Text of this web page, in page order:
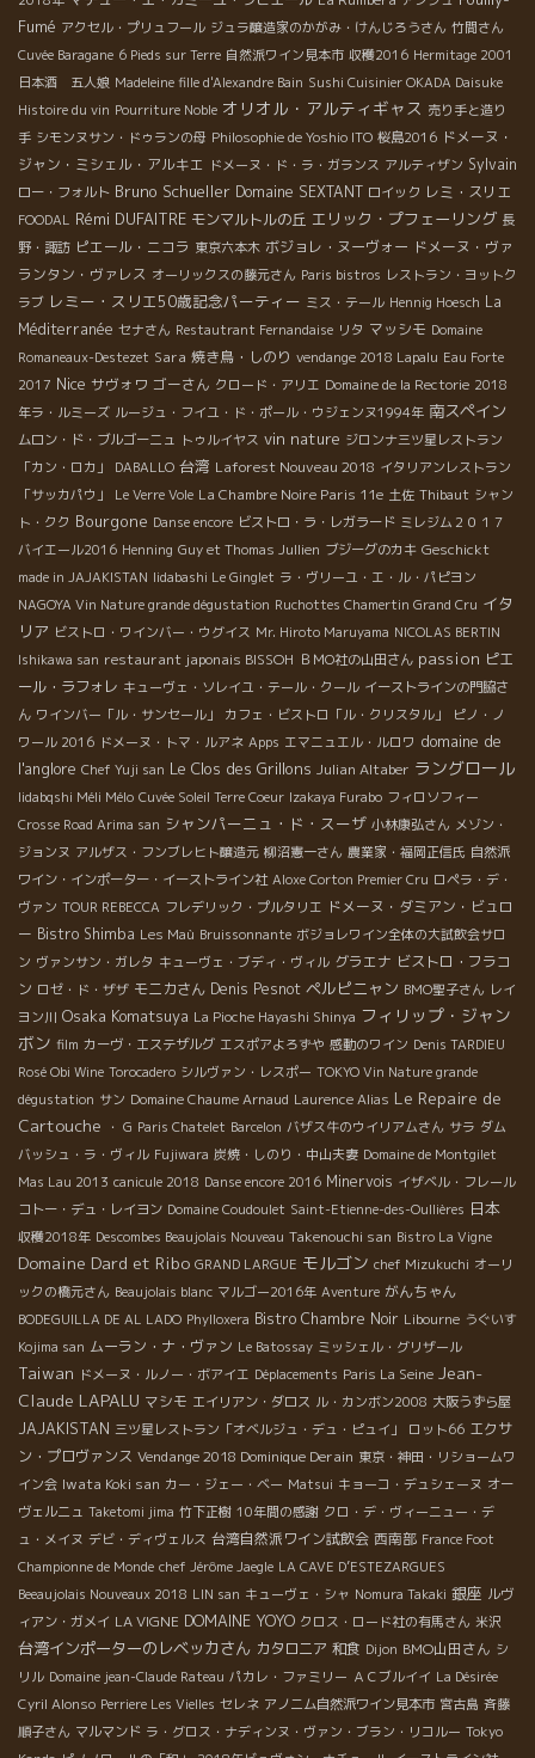
Fumé アクセル・プリュフール ジュラ醸造家のかがみ・けんじろうさん 竹間さん
Cuvée Baragane 6 Pieds sur Terre 自然派ワイン見本市 収穫2016 Hermitage 2001
日本酒 五人娘 Madeleine fille d'Alexandre Bain Sushi Cuisinier OKADA Daisuke
Histoire du vin Pourriture Noble オリオル・アルティギャス 売り手と造り
手 シモンヌサン・ドゥランの母 Philosophie de Yoshio ITO 桜島2016 ドメーヌ・
ジャン・ミシェル・アルキエ ドメーヌ・ド・ラ・ガランス アルティザン Sylvain
ロー・フォルト Bruno Schueller Domaine SEXTANT ロイック レミ・スリエ
FOODAL Rémi DUFAITRE モンマルトルの丘 エリック・プフェーリング 長
野・諏訪 ピエール・ニコラ 東京六本木 ボジョレ・ヌーヴォー ドメーヌ・ヴァ
ランタン・ヴァレス オーリックスの藤元さん Paris bistros レストラン・ヨットク
ラブ レミー・スリエ50歳記念パーティー ミス・テール Hennig Hoesch La
Méditerranée セナさん Restautrant Fernandaise リタ マッシモ Domaine
Romaneaux-Destezet Sara 焼き鳥・しのり vendange 2018 Lapalu Eau Forte
2017 Nice サヴォワ ゴーさん クロード・アリエ Domaine de la Rectorie 2018
年ラ・ルミーズ ルージュ・フイユ・ド・ポール・ウジェンヌ1994年 南スペイン
ムロン・ド・ブルゴーニュ トゥルイヤス vin nature ジロンナ三ツ星レストラン
「カン・ロカ」
DABALLO 台湾 Laforest Nouveau 2018 イタリアンレストラン
「サッカパウ」
Le Verre Vole La Chambre Noire Paris 11e 土佐 Thibaut シャン
ト・クク Bourgone Danse encore ビストロ・ラ・レガラード ミレジム２０１７
バイエール2016 Henning Guy et Thomas Jullien ブジーグのカキ Geschickt
made in JAJAKISTAN Iidabashi Le Ginglet ラ・ヴリーユ・エ・ル・パピヨン
NAGOYA Vin Nature grande dégustation Ruchottes Chamertin Grand Cru イタ
リア ビストロ・ワインバー・ウグイス Mr. Hiroto Maruyama NICOLAS BERTIN
Ishikawa san restaurant japonais BISSOH ＢＭО社の山田さん passion ピエ
ール・ラフォレ キューヴェ・ソレイユ・テール・クール イーストラインの門脇さ
ん ワインバー「ル・サンセール」 カフェ・ビストロ「ル・クリスタル」
ピノ・ノ
ワール 2016 ドメーヌ・トマ・ルアネ Apps エマニュエル・ルロワ domaine de
l'anglore Chef Yuji san Le Clos des Grillons Julian Altaber ラングロール
Iidabqshi Méli Mélo Cuvée Soleil Terre Coeur Izakaya Furabo フィロソフィー
Crosse Road Arima san シャンパーニュ・ド・スーザ 小林康弘さん メゾン・
ジョンヌ アルザス・フンブレヒト醸造元 柳沼憲一さん 農業家・福岡正信氏 自然派
ワイン・インポーター・イーストライン社 Aloxe Corton Premier Cru ロペラ・デ・
ヴァン TOUR REBECCA フレデリック・プルタリエ ドメーヌ・ダミアン・ビュロ
ー Bistro Shimba Les Maù Bruissonnante ボジョレワイン全体の大試飲会サロ
ン ヴァンサン・ガレタ キューヴェ・ブディ・ヴィル グラエナ ビストロ・フラコ
ン ロゼ・ド・ザザ モニカさん Denis Pesnot ペルピニャン BMO聖子さん レイ
ヨン川 Osaka Komatsuya La Pioche Hayashi Shinya フィリップ・ジャン
ボン film カーヴ・エステザルグ エスポアよろずや 感動のワイン Denis TARDIEU
Rosé Obi Wine Torocadero シルヴァン・レスポー TOKYO Vin Nature grande
dégustation サン Domaine Chaume Arnaud Laurence Alias Le Repaire de
Cartouche
・ G Paris Chatelet Barcelon バザス牛のウイリアムさん サラ ダム
バッシュ・ラ・ヴィル Fujiwara 炭焼・しのり・中山夫妻 Domaine de Montgilet
Mas Lau 2013 canicule 2018 Danse encore 2016 Minervois イザベル・フレール
コトー・デュ・レイヨン Domaine Coudoulet Saint-Etienne-des-Oullières 日本
収穫2018年 Descombes Beaujolais Nouveau Takenouchi san Bistro La Vigne
Domaine Dard et Ribo GRAND LARGUE モルゴン chef Mizukuchi オーリ
ックの橋元さん Beaujolais blanc マルゴー2016年 Aventure がんちゃん
BODEGUILLA DE AL LADO Phylloxera Bistro Chambre Noir Libourne うぐいす
Kojima san ムーラン・ナ・ヴァン Le Batossay ミッシェル・グリザール
Taiwan ドメーヌ・ルノー・ボアイエ Déplacements Paris La Seine Jean-
Claude LAPALU マシモ エイリアン・ダロス ル・カンボン2008 大阪うずら屋
JAJAKISTAN 三ツ星レストラン「オベルジュ・デュ・ピュイ」 ロット66 エクサ
ン・プロヴァンス Vendange 2018 Dominique Derain 東京・神田・リショームワ
イン会 Iwata Koki san カー・ジェー・ベー Matsui キョーコ・デュシェーヌ オー
ヴェルニュ Taketomi jima 竹下正樹 10年間の感謝 クロ・デ・ヴィーニュー・デ
ュ・メイヌ デビ・ディヴェルス 台湾自然派ワイン試飲会 西南部 France Foot
Championne de Monde chef Jérôme Jaegle LA CAVE D’ESTEZARGUES
Beeaujolais Nouveaux 2018 LIN san キューヴェ・シャ Nomura Takaki 銀座 ルヴ
ィアン・ガメイ LA VIGNE DOMAINE YOYO クロス・ロード社の有馬さん 米沢
台湾インポーターのレベッカさん カタロニア 和食 Dijon BMO山田さん シ
リル Domaine jean-Claude Rateau パカレ・ファミリー ＡＣブルイイ La Désirée
Cyril Alonso Perriere Les Vielles セレネ アノニム自然派ワイン見本市 宮古島 斉藤
順子さん マルマンド ラ・グロス・ナディンヌ・ヴァン・ブラン・リコルー Tokyo